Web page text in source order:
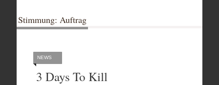
Stimmung: Auftrag
NEWS
3 Days To Kill